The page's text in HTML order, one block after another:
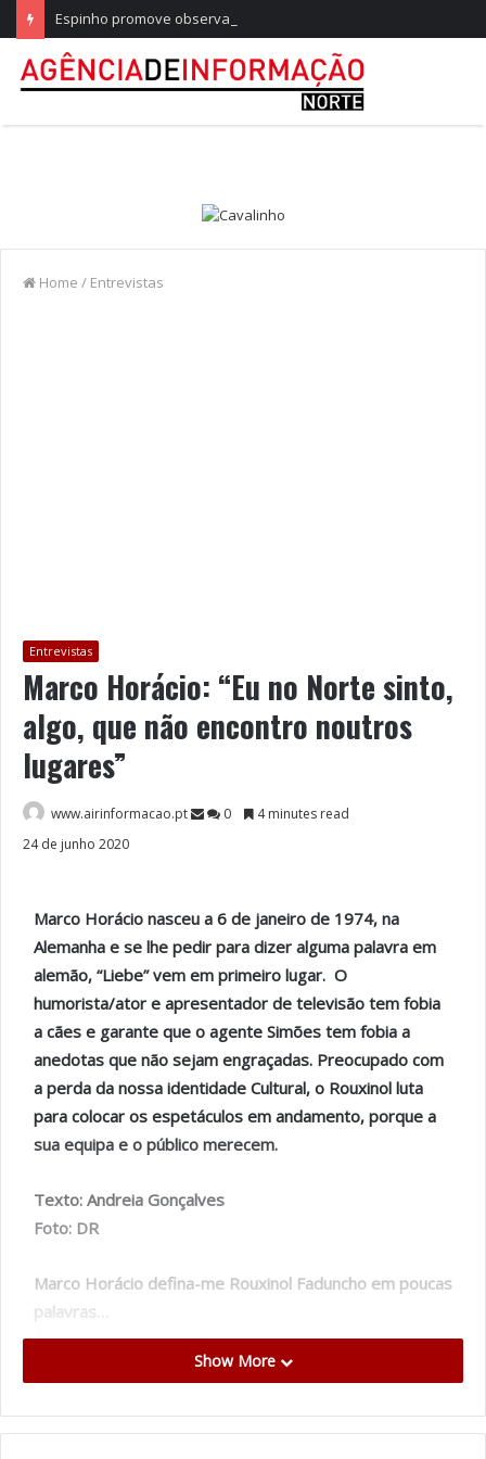
Espinho promove observação do eclipse solar parcial
Home / Entrevistas
Entrevistas
Marco Horácio: “Eu no Norte sinto,
algo, que não encontro noutros
lugares”
www.airinformacao.pt 0
4 minutes read
24 de junho 2020
Marco Horácio nasceu a 6 de janeiro de 1974, na
Alemanha e se lhe pedir para dizer alguma palavra em
alemão, “Liebe” vem em primeiro lugar. O
humorista/ator e apresentador de televisão tem fobia
a cães e garante que o agente Simões tem fobia a
anedotas que não sejam engraçadas. Preocupado com
a perda da nossa identidade Cultural, o Rouxinol luta
para colocar os espetáculos em andamento, porque a
sua equipa e o público merecem.
Texto: Andreia Gonçalves
Foto: DR
Marco Horácio defina-me Rouxinol Faduncho em poucas
palavras…
É um ego do tamanho do Mundo. (risos)
por Portugal, hoje, o que diria?
Show More